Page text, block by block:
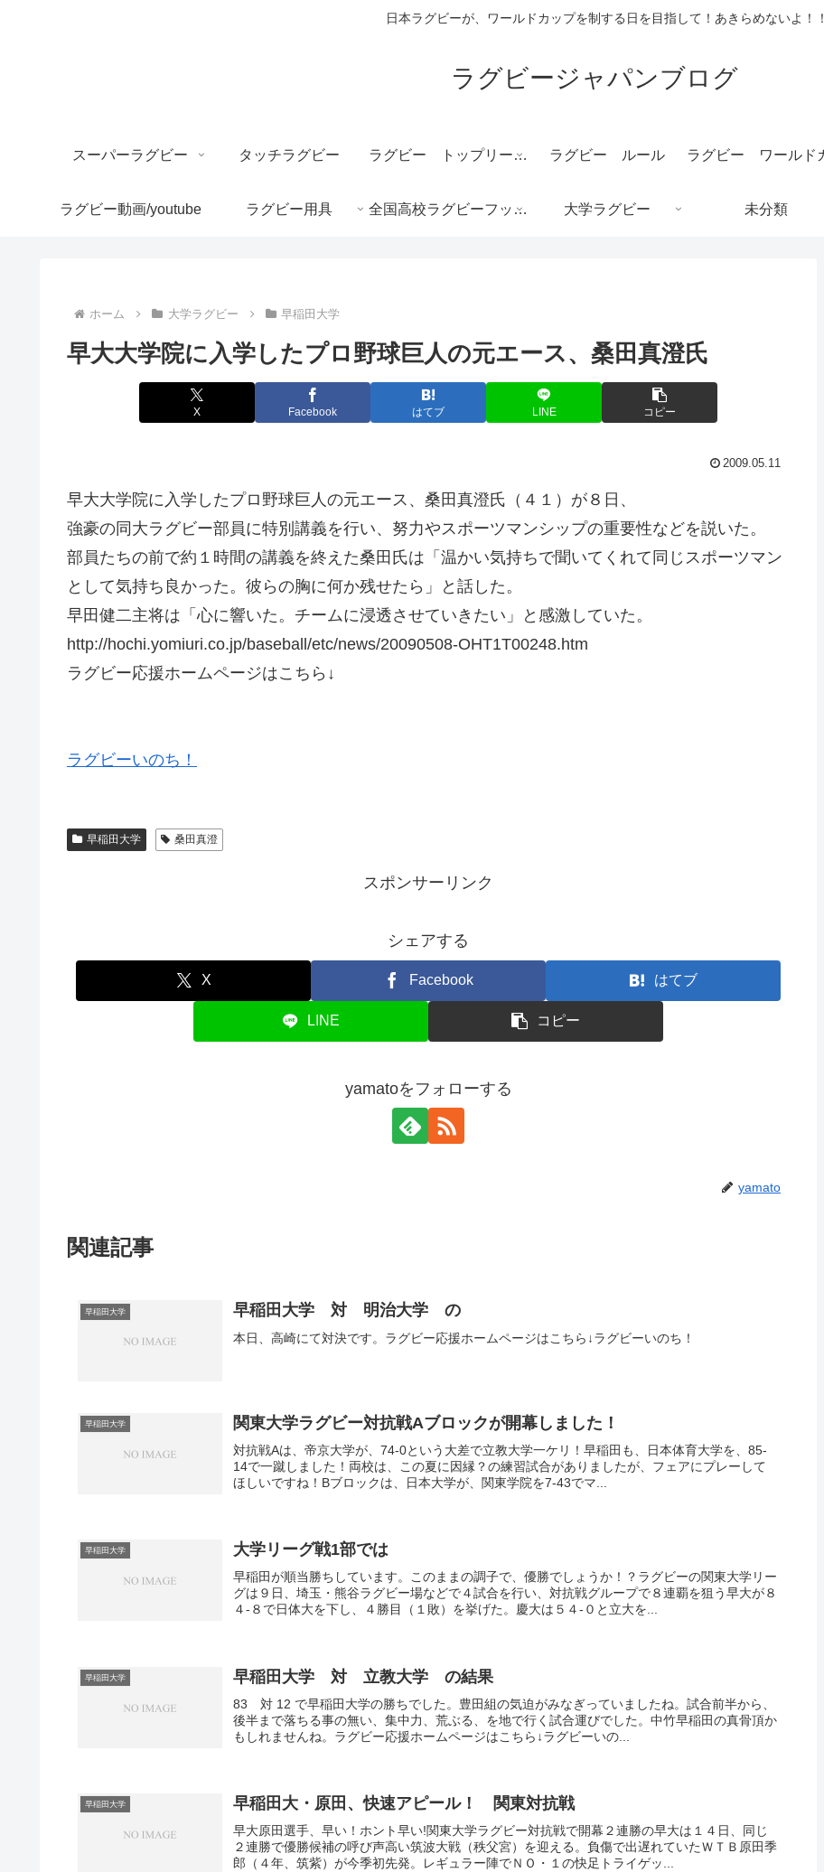
日本ラグビーが、ワールドカップを制する日を目指して！あきらめないよ！！
ラグビージャパンブログ
スーパーラグビー タッチラグビー ラグビー トップリーグ 結果速報 ラグビー ルール
ラグビー動画/youtube ラグビー用具 全国高校ラグビーフットボール大会/花園 大学ラグビー 未分類
ホーム 大学ラグビー 早稲田大学
早大大学院に入学したプロ野球巨人の元エース、桑田真澄氏
X Facebook はてブ LINE コピー
2009.05.11
早大大学院に入学したプロ野球巨人の元エース、桑田真澄氏（４１）が８日、
強豪の同大ラグビー部員に特別講義を行い、努力やスポーツマンシップの重要性などを説いた。
部員たちの前で約１時間の講義を終えた桑田氏は「温かい気持ちで聞いてくれて同じスポーツマン
として気持ち良かった。彼らの胸に何か残せたら」と話した。
早田健二主将は「心に響いた。チームに浸透させていきたい」と感激していた。
http://hochi.yomiuri.co.jp/baseball/etc/news/20090508-OHT1T00248.htm
ラグビー応援ホームページはこちら↓
ラグビーいのち！
早稲田大学 桑田真澄
スポンサーリンク
シェアする
X Facebook はてブ
LINE コピー
yamatoをフォローする
yamato
関連記事
早稲田大学 早稲田大学 対 明治大学 の
本日、高崎にて対決です。ラグビー応援ホームページはこちら↓ラグビーいのち！
早稲田大学 関東大学ラグビー対抗戦Aブロックが開幕しました！
対抗戦Aは、帝京大学が、74-0という大差で立教大学一ケリ！早稲田も、日本体育大学を、85-
14で一蹴しました！両校は、この夏に因縁？の練習試合がありましたが、フェアにプレーして
ほしいですね！Bブロックは、日本大学が、関東学院を7-43でマ...
早稲田大学 大学リーグ戦1部では
早稲田が順当勝ちしています。このままの調子で、優勝でしょうか！？ラグビーの関東大学リー
グは９日、埼玉・熊谷ラグビー場などで４試合を行い、対抗戦グループで８連覇を狙う早大が８
４-８で日体大を下し、４勝目（１敗）を挙げた。慶大は５４-０と立大を...
早稲田大学 早稲田大学 対 立教大学 の結果
83 対 12 で早稲田大学の勝ちでした。豊田組の気迫がみなぎっていましたね。試合前半から、
後半まで落ちる事の無い、集中力、荒ぶる、を地で行く試合運びでした。中竹早稲田の真骨頂か
もしれませんね。ラグビー応援ホームページはこちら↓ラグビーいの...
早稲田大学 早稲田大・原田、快速アピール！ 関東対抗戦
早大原田選手、早い！ホント早い!関東大学ラグビー対抗戦で開幕２連勝の早大は１４日、同じ
２連勝で優勝候補の呼び声高い筑波大戦（秩父宮）を迎える。負傷で出遅れていたＷＴＢ原田季
郎（４年、筑紫）が今季初先発。レギュラー陣でＮＯ・１の快足トライゲッ...